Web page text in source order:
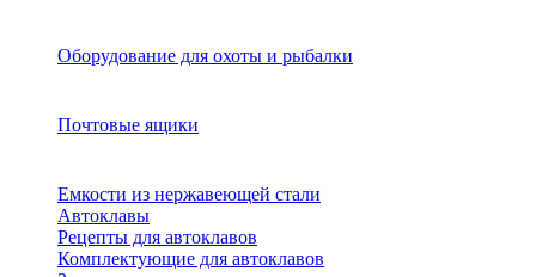
Оборудование для охоты и рыбалки
Почтовые ящики
Емкости из нержавеющей стали
Автоклавы
Рецепты для автоклавов
Комплектующие для автоклавов